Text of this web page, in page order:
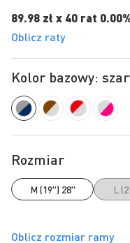
Kolor bazowy:
Rozmiar
M (19") 28" L
89.98 zł x 40 rat
Oblicz raty